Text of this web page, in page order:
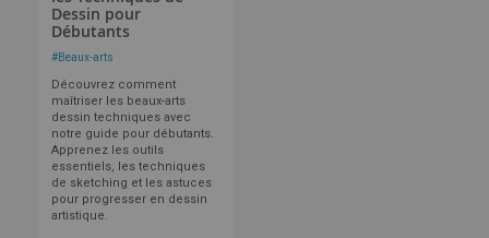
Dessin pour
Débutants
#Beaux-arts
Découvrez comment
maîtriser les beaux-arts
dessin techniques avec
notre guide pour débutants.
Apprenez les outils
essentiels, les techniques
de sketching et les astuces
pour progresser en dessin
artistique.